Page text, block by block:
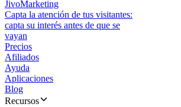
JivoMarketing
Capta la atención de tus visitantes:
capta su interés antes de que se
vayan
Precios
Afiliados
Ayuda
Aplicaciones
Blog
Recursos